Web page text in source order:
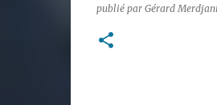
publié par Gérard